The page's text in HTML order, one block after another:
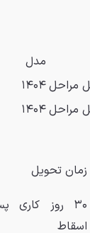
مدل
۱۴۰۴
۱۴۰۴
زمان تحویل
۳۰ روز کاری
اسقاط